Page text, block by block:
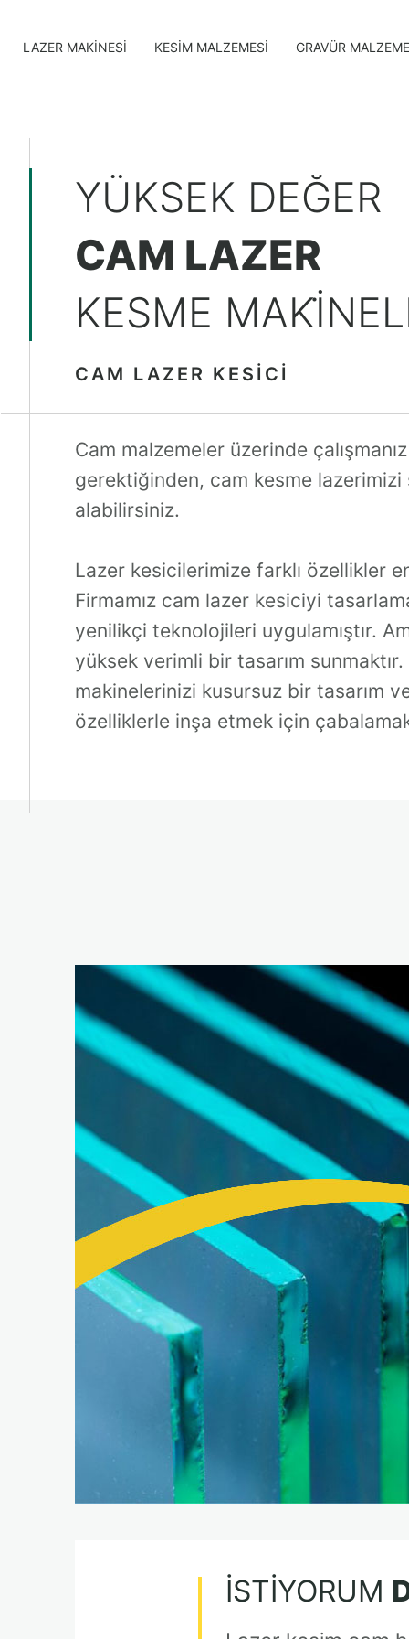
LAZER MAKINESI KESIM MALZEMESI GRAVÜR
YÜKSEK DEĞER
CAM LAZER
KESME
CAM LAZER KESICI
Cam malzemeler üzerinde çalışmanız
gerektiğinden, cam kesme lazerimizi
alabilirsiniz.
Lazer kesicilerimize farklı özellikler
Firmamız cam lazer kesiciyi
yenilikçi teknolojileri uygulamıştır.
yüksek verimli bir tasarım sunmaktır.
makinelerinizi kusursuz bir tasarım
özelliklerle inşa etmek için
İSTIYORUM